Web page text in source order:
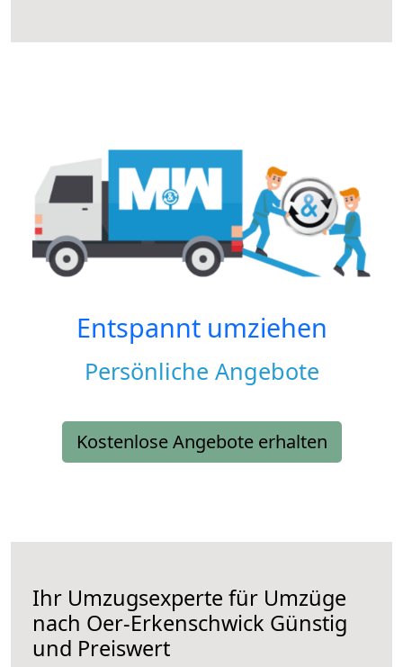
Entspannt umziehen
Persönliche Angebote
Kostenlose Angebote erhalten
Ihr Umzugsexperte für Umzüge
nach Oer-Erkenschwick Günstig
und Preiswert